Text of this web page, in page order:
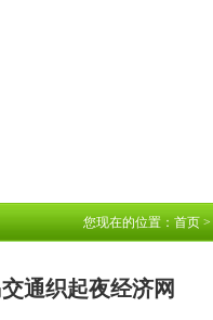
您现在的位置： 首页 >
通织起夜经济网